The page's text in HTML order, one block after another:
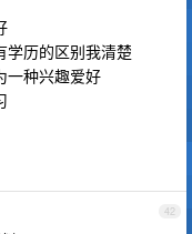
学历的区别我清楚
一种兴趣爱好
42